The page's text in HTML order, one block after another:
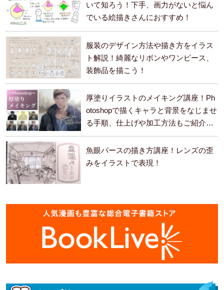
いて知ろう！下手、画力がないと悩ん
でいる絵描きさんにおすすめ！
服装のデザイン方法や描き方をイラス
ト解説！綺麗なリボンやワンピース、
装飾品を描こう！
厚塗りイラストのメイキング講座！Ph
otoshopで描くキャラと背景をなじませ
る手順、仕上げや加工方法もご紹介し
ます。
魚眼パースの描き方講座！レンズの歪
みをイラストで表現！